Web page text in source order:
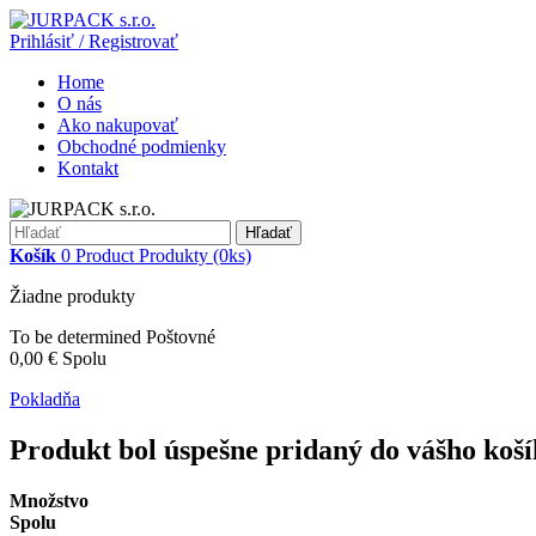
Prihlásiť / Registrovať
Home
O nás
Ako nakupovať
Obchodné podmienky
Kontakt
Hľadať
Košík 0 Product Produkty (0ks)
Žiadne produkty
To be determined Poštovné
0,00 € Spolu
Pokladňa
Produkt bol úspešne pridaný do vášho
Množstvo
Spolu